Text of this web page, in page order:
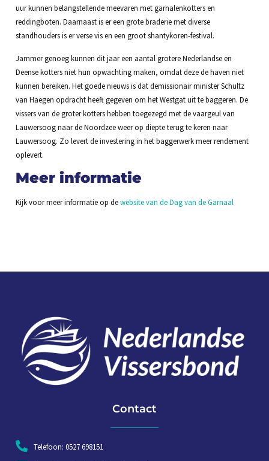
uur kunnen belangstellende meevaren met garnalenkotters en
reddingboten. Daarnaast is er een grote braderie met diverse
standhouders is er verse vis en een groot shantykoren-festival.
Jammer genoeg kunnen dit jaar een aantal grotere Nederlandse en
Deense kotters niet hun opwachting maken, omdat deze de haven niet
kunnen bereiken. Het goede nieuws is dat demissionair minister Schultz
van Haegen opdracht heeft gegeven om het Westgat uit te baggeren. De
vissers van de groter kotters hebben toegezegd met de vaargeul van
Lauwersoog naar de Noordzee weer op diepte terug te keren naar
Lauwersoog. Zo levert de investering in het baggerwerk meer rendement
oplevert.
Meer informatie
Kijk voor meer informatie op dewebsite van de Dag van de Garnaal
Contact
Telefoon: 0527 698151